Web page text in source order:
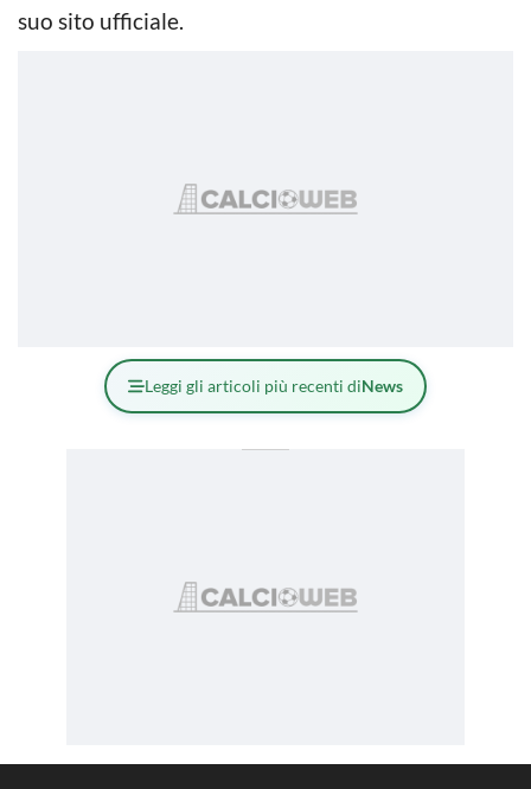
suo sito ufficiale.
Leggi gli articoli più recenti diNews